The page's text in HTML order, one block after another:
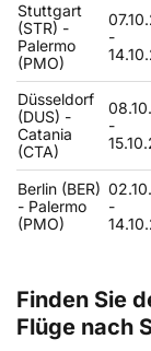
Stuttgart
(STR) -
Palermo
(PMO)
-
Düsseldorf
(DUS) -
Catania
(CTA)
-
Berlin (BER)
- Palermo
(PMO)
-
Finden Sie
Flüge nach